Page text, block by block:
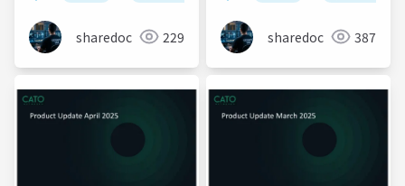
sharedoc 229 sharedoc 387